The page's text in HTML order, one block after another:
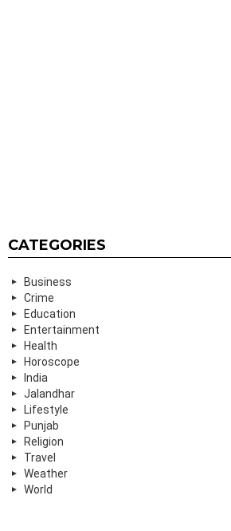
CATEGORIES
Business
Crime
Education
Entertainment
Health
Horoscope
India
Jalandhar
Lifestyle
Punjab
Religion
Travel
Weather
World